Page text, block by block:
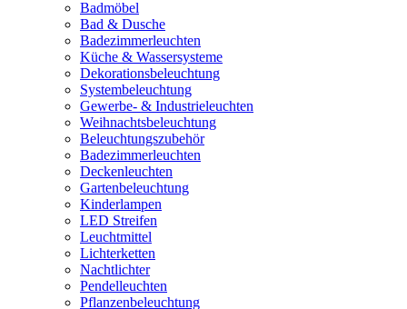
Badmöbel
Bad & Dusche
Badezimmerleuchten
Küche & Wassersysteme
Dekorationsbeleuchtung
Systembeleuchtung
Gewerbe- & Industrieleuchten
Weihnachtsbeleuchtung
Beleuchtungszubehör
Badezimmerleuchten
Deckenleuchten
Gartenbeleuchtung
Kinderlampen
LED Streifen
Leuchtmittel
Lichterketten
Nachtlichter
Pendelleuchten
Pflanzenbeleuchtung